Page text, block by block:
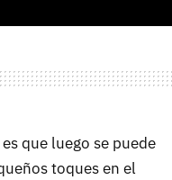
que luego se puede
toques en el